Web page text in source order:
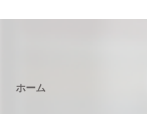
ホーム